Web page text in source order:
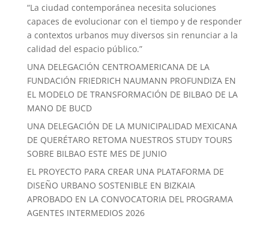
“La ciudad contemporánea necesita soluciones
capaces de evolucionar con el tiempo y de responder
a contextos urbanos muy diversos sin renunciar a la
calidad del espacio público.”
UNA DELEGACIÓN CENTROAMERICANA DE LA
FUNDACIÓN FRIEDRICH NAUMANN PROFUNDIZA EN
EL MODELO DE TRANSFORMACIÓN DE BILBAO DE LA
MANO DE BUCD
UNA DELEGACIÓN DE LA MUNICIPALIDAD MEXICANA
DE QUERÉTARO RETOMA NUESTROS STUDY TOURS
SOBRE BILBAO ESTE MES DE JUNIO
EL PROYECTO PARA CREAR UNA PLATAFORMA DE
DISEÑO URBANO SOSTENIBLE EN BIZKAIA
APROBADO EN LA CONVOCATORIA DEL PROGRAMA
AGENTES INTERMEDIOS 2026